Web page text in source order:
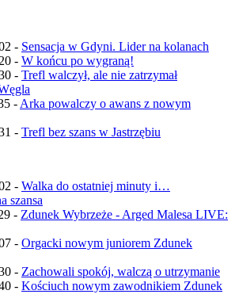
- Sensacja w Gdyni. Lider na kolanach
- W końcu po wygraną!
- Trefl walczył, ale nie zatrzymał
- Arka powalczy o awans z nowym
- Trefl bez szans w Jastrzębiu
- Walka do ostatniej minuty i…
szansa
- Zdunek Wybrzeże - Arged Malesa LIVE:
- Orgacki nowym juniorem Zdunek
- Zachowali spokój, walczą o utrzymanie
- Kościuch nowym zawodnikiem Zdunek